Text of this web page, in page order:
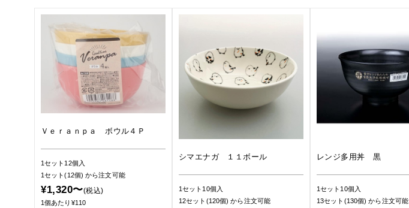
Ｖｅｒａｎｐａ ボウル４Ｐ
1セット12個入
1セット(12個)から注文可能
¥1,320〜(税込)
1個あたり¥110
シマエナガ １１ボール
1セット10個入
12セット(120個)から注文可能
レンジ多用丼 黒
1セット10個入
13セット(130個)から注文可能